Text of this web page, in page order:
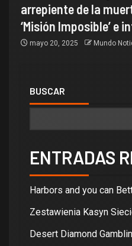
arrepiente de la
‘Misión Imposible’ e
mayo 20, 2025 Mundo
BUSCAR
ENTRADAS
Harbors and you can
Zestawienia Kasyn
Desert Diamond